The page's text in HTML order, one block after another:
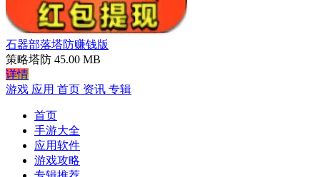
石器部落塔防赚钱版
策略塔防 45.00 MB
详情
游戏 应用 首页 资讯 专辑
首页
手游大全
应用软件
游戏攻略